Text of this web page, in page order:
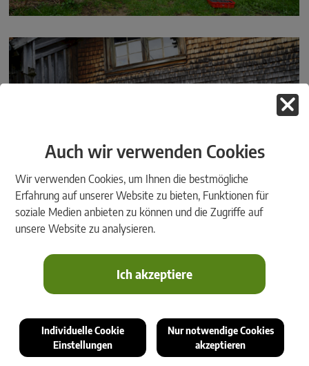
Auch wir verwenden Cookies
Wir verwenden Cookies, um Ihnen die bestmögliche
Erfahrung auf unserer Website zu bieten, Funktionen für
soziale Medien anbieten zu können und die Zugriffe auf
unsere Website zu analysieren.
Ich akzeptiere
Individuelle Cookie
Einstellungen
Nur notwendige Cookies
akzeptieren
fertigen Stube", lautet der Slogan des Zimmermeisters Breu aus Oberegg im
Kanton Appenzell Innerrhoden.